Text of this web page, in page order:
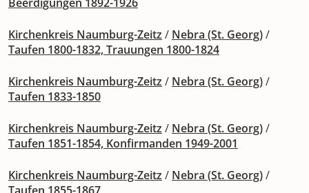
Kirchenkreis Naumburg-Zeitz / Nebra (St. Georg)/
Taufen 1800-1832, Trauungen 1800-1824
Kirchenkreis Naumburg-Zeitz / Nebra (St. Georg)/
Taufen 1833-1850
Kirchenkreis Naumburg-Zeitz / Nebra (St. Georg)/
Taufen 1851-1854, Konfirmanden 1949-2001
Kirchenkreis Naumburg-Zeitz / Nebra (St. Georg)/